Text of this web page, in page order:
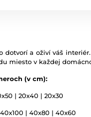
dotvorí a oživí váš
miesto v každej
(v cm):
| 20x40 | 20x30
| 40x80 | 40x60